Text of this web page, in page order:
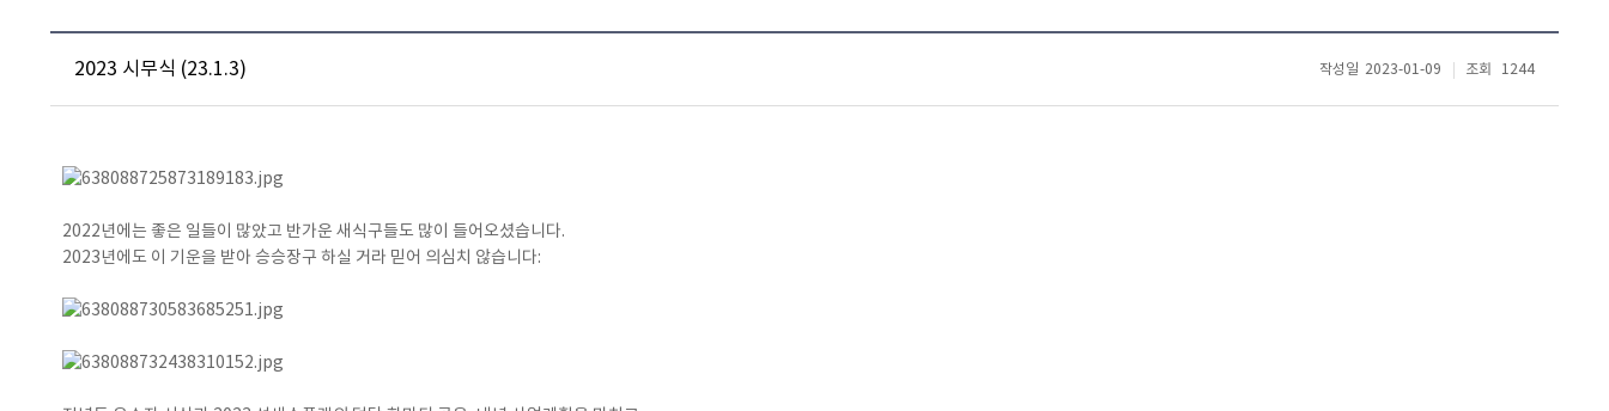
2023 시무식 (23.1.3) 작성일 2023-01-09 조회 1244
2022년에는 좋은 일들이 많았고 반가운 새식구들도 많이 들어오셨습니다.
2023년에도 이 기운을 받아 승승장구 하실 거라 믿어 의심치 않습니다: